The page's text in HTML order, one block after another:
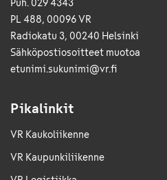
Puh. 029 4343
PL 488, 00096 VR
Radiokatu 3, 00240 Helsinki
Sähkö­posti­osoitteet muotoa
etunimi.sukunimi@vr.fi
Pikalinkit
VR Kaukoliikenne
VR Kaupunkiliikenne